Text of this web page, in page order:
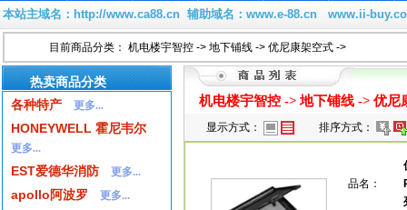
本站主域名： http://www.ca88.cn 辅助域名： www.e-88.cn www.ii-
目前商品分类： 机电楼宇智控 -> 地下铺线 -> 优尼康架空式 ->
热卖商品分类
各种特产
更多...
HONEYWELL 霍尼韦尔
更多...
EST爱德华消防 更多...
apollo阿波罗 更多...
机电楼宇智控 -> 地下铺线 -> 优尼
显示方式： 排序方式：
品名：